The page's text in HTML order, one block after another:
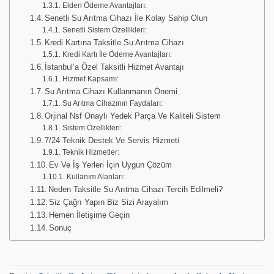
Elden Ödeme Avantajları:
Senetli Su Arıtma Cihazı İle Kolay Sahip Olun
Senetli Sistem Özellikleri:
Kredi Kartına Taksitle Su Arıtma Cihazı
Kredi Kartı İle Ödeme Avantajları:
İstanbul’a Özel Taksitli Hizmet Avantajı
Hizmet Kapsamı:
Su Arıtma Cihazı Kullanmanın Önemi
Su Arıtma Cihazının Faydaları:
Orjinal Nsf Onaylı Yedek Parça Ve Kaliteli Sistem
Sistem Özellikleri:
7/24 Teknik Destek Ve Servis Hizmeti
Teknik Hizmetler:
Ev Ve İş Yerleri İçin Uygun Çözüm
Kullanım Alanları:
Neden Taksitle Su Arıtma Cihazı Tercih Edilmeli?
Siz Çağrı Yapın Biz Sizi Arayalım
Hemen İletişime Geçin
Sonuç